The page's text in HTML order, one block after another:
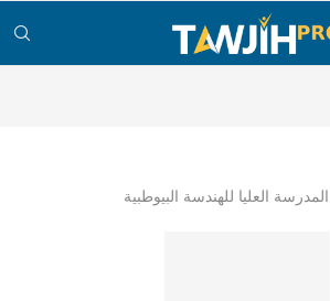
المدرسة العليا للهندسة البيوطبية